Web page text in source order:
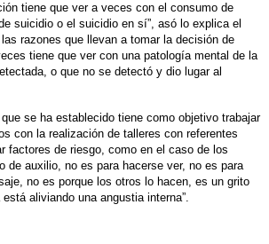
tiene que ver a veces con el consumo de
suicidio o el suicidio en sí”, asó lo explica el
razones que llevan a tomar la decisión de
tiene que ver con una patología mental de la
o que no se detectó y dio lugar al
se ha establecido tiene como objetivo trabajar
con la realización de talleres con referentes
factores de riesgo, como en el caso de los
de auxilio, no es para hacerse ver, no es para
no es porque los otros lo hacen, es un grito
aliviando una angustia interna”.